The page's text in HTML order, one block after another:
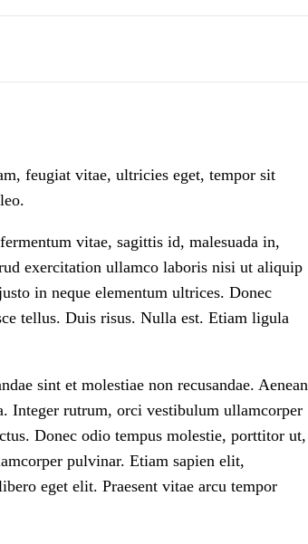
feugiat vitae, ultricies eget, tempor sit
vitae, sagittis id, malesuada in,
exercitation ullamco laboris nisi ut aliquip
in neque elementum ultrices. Donec
tellus. Duis risus. Nulla est. Etiam ligula
sint et molestiae non recusandae. Aenean
Integer rutrum, orci vestibulum ullamcorper
Donec odio tempus molestie, porttitor ut,
pulvinar. Etiam sapien elit,
eget elit. Praesent vitae arcu tempor